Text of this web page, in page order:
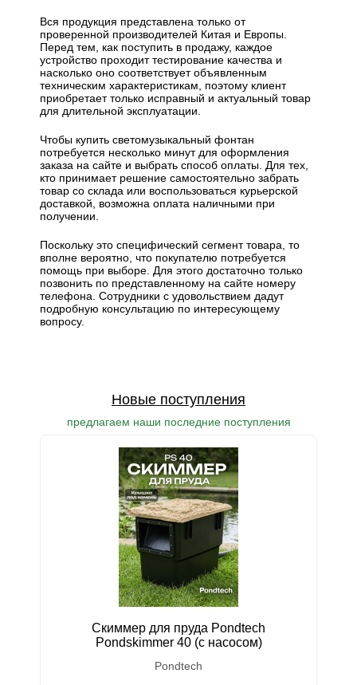
Вся продукция представлена только от
проверенной производителей Китая и Европы.
Перед тем, как поступить в продажу, каждое
устройство проходит тестирование качества и
насколько оно соответствует объявленным
техническим характеристикам, поэтому клиент
приобретает только исправный и актуальный товар
для длительной эксплуатации.
Чтобы купить светомузыкальный фонтан
потребуется несколько минут для оформления
заказа на сайте и выбрать способ оплаты. Для тех,
кто принимает решение самостоятельно забрать
товар со склада или воспользоваться курьерской
доставкой, возможна оплата наличными при
получении.
Поскольку это специфический сегмент товара, то
вполне вероятно, что покупателю потребуется
помощь при выборе. Для этого достаточно только
позвонить по представленному на сайте номеру
телефона. Сотрудники с удовольствием дадут
подробную консультацию по интересующему
вопросу.
Новые поступления
предлагаем наши последние поступления
Скиммер для пруда Pondtech
Pondskimmer 40 (с насосом)
Pondtech